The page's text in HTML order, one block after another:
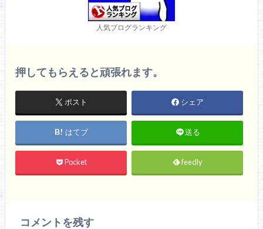
人気ブログランキング
押してもらえると頑張れます。
ポスト シェア
はてブ 送る
Pocket feedly
コメントを残す